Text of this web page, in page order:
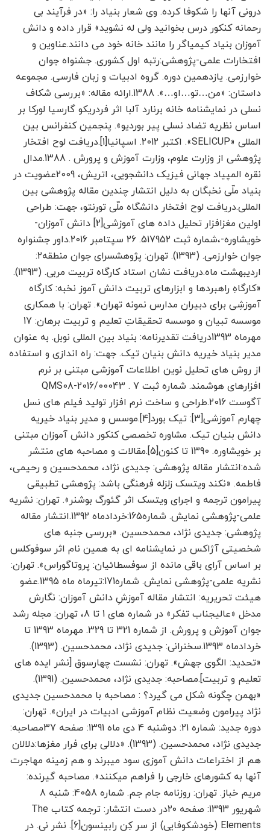
درونی آنها را شکوفا کرده. وی شعار بنیاد را: «در فرآیند بی
رحمانه کنکور درس بخوانید ولی له نشوید» قرار داده و دانش
آموزان بنیاد کیمیاگر را مانند خانه خود می دانند.عناوین و
افتخارات علمی-پژوهشی:رتبه اول کشوری. جشنواه جوان
خوارزمی. یازدهمین دوره. گروه ادبیات و زبان فارسی. مجموعه
داستان: «من…تو…او…». 1388.ارائه مقاله: «بررسی شکاف
نسلی در نمایشنامه خانه برنارد آلبا اثر فردریکو گارسیا لورکا بر
اساس نظریه تضاد نسلی پیر بوردیو». پنجمین کنفرانس بین
المللی «SELICUP». اکتبر 2012. اسپانیا[1].دریافت لوح افتخار
پژوهشی از وزارت علوم، وزارت آموزش و پرورش . 1388.مدال
نقره المپیاد جهانی فیزیک دانشجویی، اتریش، 2009عضویت در
بنیاد ملّی نخبگان به دلیل انتشار چندین مقاله پژوهشی بین
المللی.دریافت لوح افتخار دانشگاه ملّی تورنتو، جهت: طراحی
اولین مغزافزار تحلیل داده های آموزشی[2] دانش آموزان-
خویشاوره-،شماره ثبت 517952. 26 سپتامبر 2016.داور جشنواره
جوان خوارزمی. (1393). تهران: پژوهشسرای جوان منطقه۲:
اردیبهشت ماه.دریافت نشان استاد کارگاه تربیت مربی. (1393).
«کارگاهِ راهبردها و ابزارهای تربیت دانش آموز نخبه: کارگاه
آموزشِی برای دبیران مدارس نمونه تهران». تهران: با همکاری
موسسه تبیان و موسسه تحقیقاتِ تعلیم و تربیت برهان: 17
مهرماه 1393دریافت تقدیرنامه: بنیاد بین المللی نوبل. به عنوان
مدیر بنیاد خیریه دانش بنیان تیک. جهت: راه اندازی و استفاده
از روش های تحلیل نوین اطلاعات آموزشی مبتنی بر نرم
افزارهای هوشمند. شماره ثبت QMS08-2016/00043 . 7
آگوست 2016.طراحی و ساخت نرم افزار تولید فیلم های نسل
چهارم آموزشی[3]: تیک بورد[4].موسس و مدیر بنیاد خیریه
دانش بنیان تیک. مشاوره تخصصی کنکور دانش آموزان مبتنی
بر خویشاوره. 1390 تا کنون[5].مقالات و مصاحبه های منتشر
شده:انتشار مقاله پژوهشی: جدیدی نژاد، محمدحسین و رحیمی،
فاطمه. «نکند ویتسک زلزله فرهنگی باشد: پژوهشی تطبیقی
پیرامون ترجمه و اجرای ویتسک اثر گئورگ بوشنر». تهران: نشریه
علمی-پژوهشی نمایش. شماره165:خردادماه 1392.انتشار مقاله
پژوهشی: جدیدی نژاد، محمدحسین. «بررسی جنبه های
شخصیتی آژاکس در نمایشنامه ای به همین نام اثر سوفوکلس
بر اساس آرای باقی مانده از سوفسطائیان: پروتاگوراس». تهران:
نشریه علمی-پژوهشی نمایش. شماره171:تیرماه ماه 1395.عضو
هیئت تحریریه: انتشار مقاله آموزشِ دانش آموزان: نگارش
مدخل «عالیجناب تفکر» در شماره های 1 تا 8، تهران: مجله رشد
جوان آموزش و پرورش. از شماره 321 تا 329. مهرماه 1393 تا
خردادماه 1393.سخنرانی: جدیدی نژاد، محمدحسین. (1393).
«تحدید: الگوی جهش». تهران: نشست چهارسوق [نشر ایده های
تعلیم و تربیت].مصاحبه: جدیدی نژاد، محمدحسین. (1391).
«بهمن چگونه شکل می گیرد؟ : مصاحبه با محمدحسین جدیدی
نژاد پیرامون وضعیت نظام آموزشی ادبیات در ایران». تهران:
دوره جدید: شماره 21: دوشنبه 4 دی ماه 1391: صفحه 37مصاحبه:
جدیدی نژاد، محمدحسین. (1393). «دلالی برای فرار مغزها:دلالان
هم از اختراعات دانش آموزی سود می­برند و هم زمینه مهاجرت
آنها به کشورهای خارجی را فراهم می­کنند». مصاحبه گیرنده:
مریم خباز. تهران: روزنامه جام جم. شماره 4058: شنبه 8
شهریور 1393: صفحه ۲۰در دست انتشار: ترجمه کتاب The
Elements (خودشکوفایی) از سر کِن رابینسون[6]. نشر نی. در